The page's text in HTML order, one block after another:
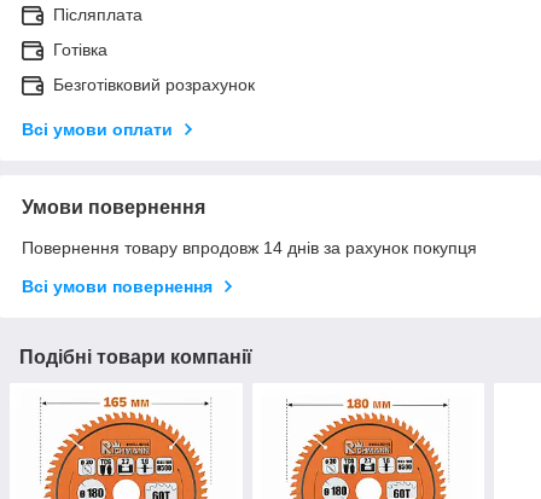
Післяплата
Готівка
Безготівковий розрахунок
Всі умови оплати
Умови повернення
Повернення товару впродовж 14 днів за рахунок покупця
Всі умови повернення
Подібні товари компанії